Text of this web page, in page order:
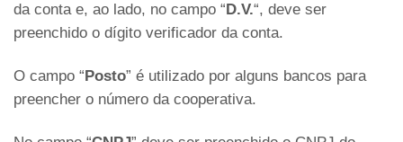
da conta e, ao lado, no campo “D.V.“, deve ser
preenchido o dígito verificador da conta.
O campo “Posto” é utilizado por alguns bancos para
preencher o número da cooperativa.